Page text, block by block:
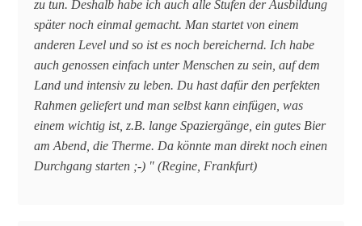
zu tun. Deshalb habe ich auch alle Stufen der Ausbildung
später noch einmal gemacht. Man startet von einem
anderen Level und so ist es noch bereichernd. Ich habe
auch genossen einfach unter Menschen zu sein, auf dem
Land und intensiv zu leben. Du hast dafür den perfekten
Rahmen geliefert und man selbst kann einfügen, was
einem wichtig ist, z.B. lange Spaziergänge, ein gutes Bier
am Abend, die Therme. Da könnte man direkt noch einen
Durchgang starten ;-) " (Regine, Frankfurt)